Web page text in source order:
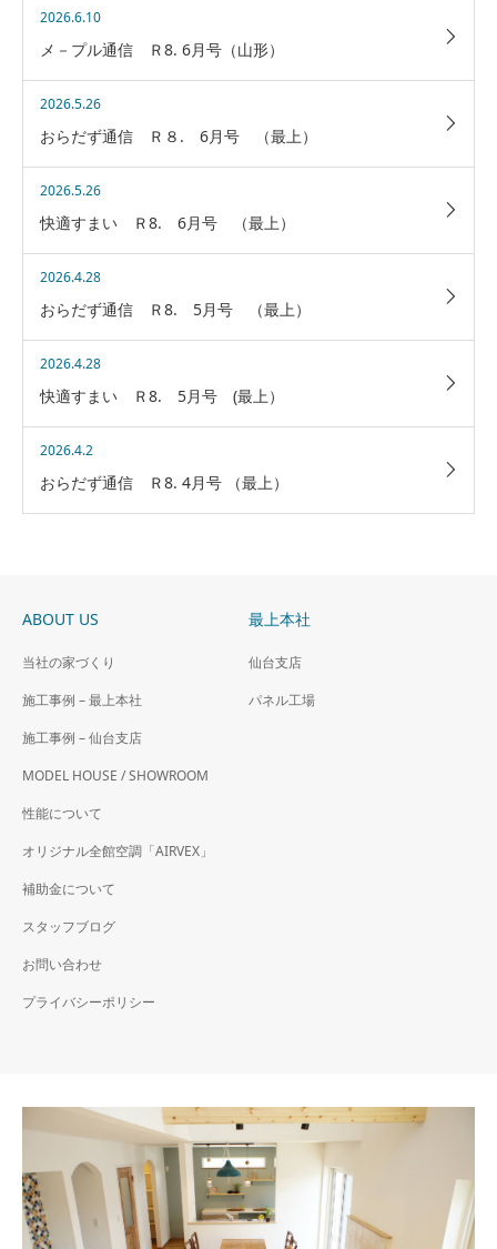
2026.6.10
メ－プル通信 Ｒ8. 6月号（山形）
2026.5.26
おらだず通信 Ｒ８. 6月号 （最上）
2026.5.26
快適すまい Ｒ8. 6月号 （最上）
2026.4.28
おらだず通信 Ｒ8. 5月号 （最上）
2026.4.28
快適すまい Ｒ8. 5月号 (最上）
2026.4.2
おらだず通信 Ｒ8. 4月号 （最上）
ABOUT US
当社の家づくり
施工事例 – 最上本社
施工事例 – 仙台支店
MODEL HOUSE / SHOWROOM
性能について
オリジナル全館空調「AIRVEX」
補助金について
スタッフブログ
お問い合わせ
プライバシーポリシー
最上本社
仙台支店
パネル工場